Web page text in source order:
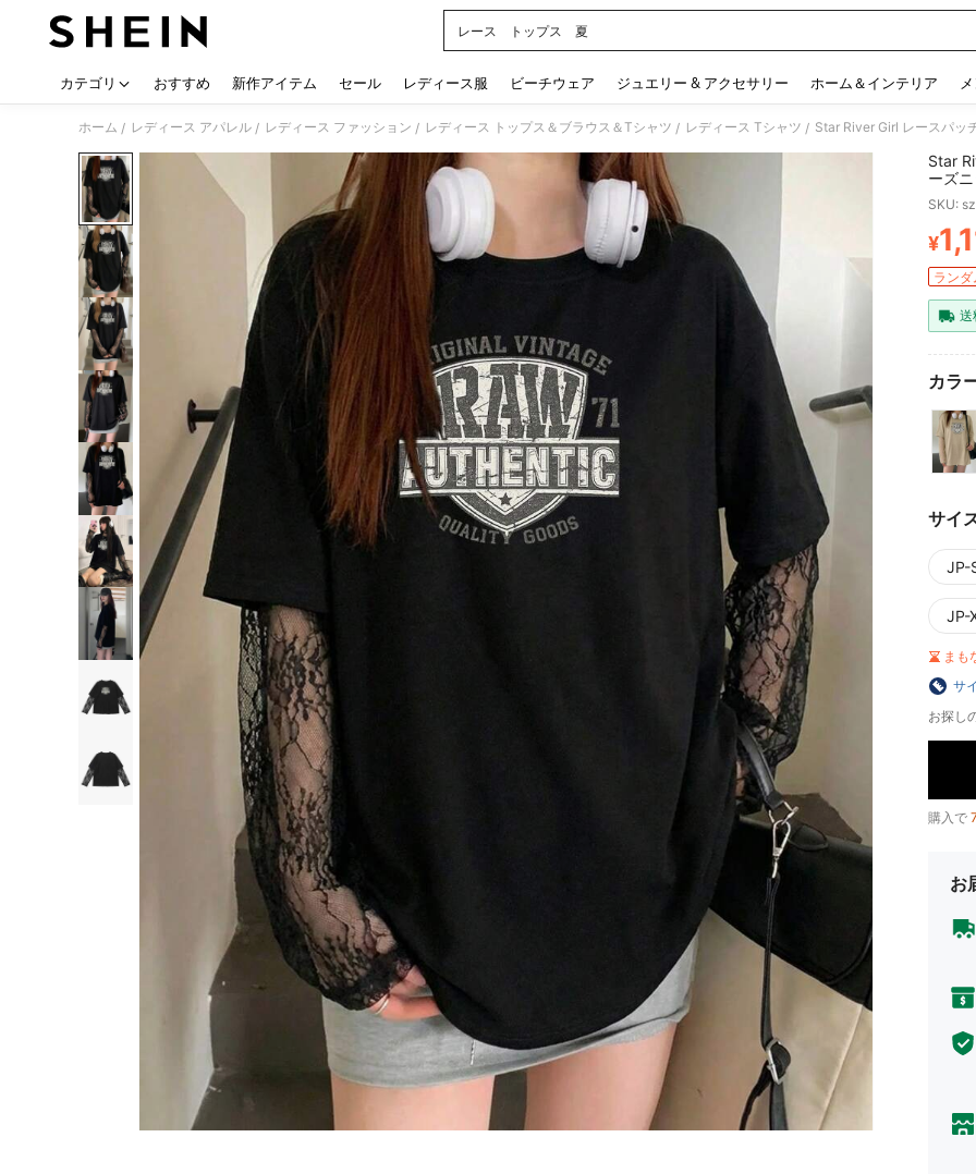
レース トップス 夏
カテゴリ おすすめ 新作アイテム セール レディース服 ビーチウェア ジュエリー & アクセサリー ホーム＆インテリア
ホーム / レディース アパレル / レディース ファッション / レディース トップス＆ブラウス＆Tシャツ / レディース Tシャツ /
Star
ーズ
トッ
SKU:
¥
ラン
送
カラ
サイ
JP-
JP-
まも
サ
お探し
購入で
お